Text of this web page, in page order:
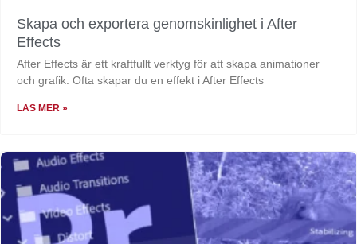
Skapa och exportera genomskinlighet i After
Effects
After Effects är ett kraftfullt verktyg för att skapa animationer
och grafik. Ofta skapar du en effekt i After Effects
LÄS MER »